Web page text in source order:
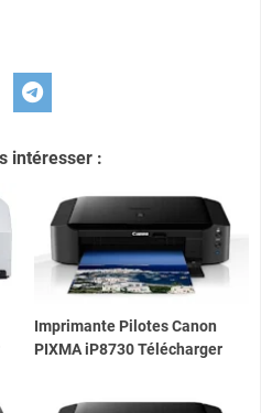
intéresser :
Imprimante Pilotes Canon
PIXMA iP8730 Télécharger